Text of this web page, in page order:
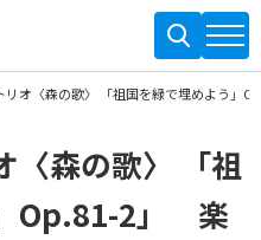
リオ〈森の歌〉 「祖国を緑で埋めよう」
〈森の歌〉 「祖
Op.81-2」 楽